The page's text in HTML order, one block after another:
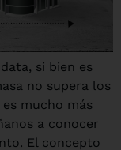
si bien es
no supera los
mucho más
a conocer
El concepto